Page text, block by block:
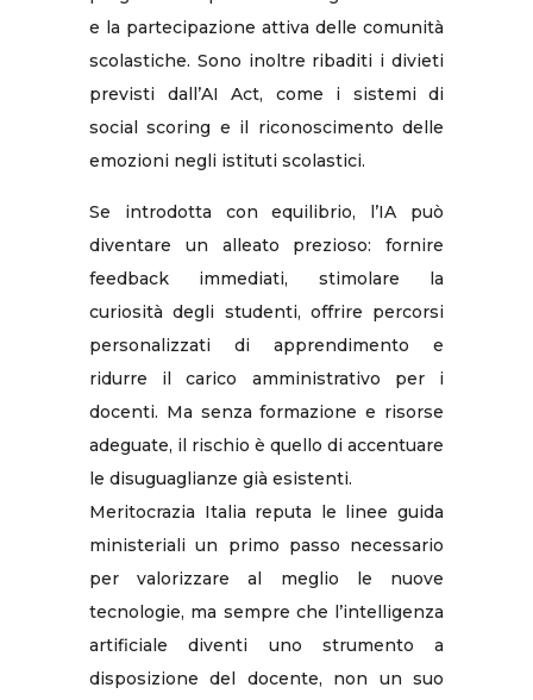
e la partecipazione attiva delle comunità
scolastiche. Sono inoltre ribaditi i divieti
previsti dall’AI Act, come i sistemi di
social scoring e il riconoscimento delle
emozioni negli istituti scolastici.
Se introdotta con equilibrio, l’IA può
diventare un alleato prezioso: fornire
feedback immediati, stimolare la
curiosità degli studenti, offrire percorsi
personalizzati di apprendimento e
ridurre il carico amministrativo per i
docenti. Ma senza formazione e risorse
adeguate, il rischio è quello di accentuare
le disuguaglianze già esistenti.
Meritocrazia Italia reputa le linee guida
ministeriali un primo passo necessario
per valorizzare al meglio le nuove
tecnologie, ma sempre che l’intelligenza
artificiale diventi uno strumento a
disposizione del docente, non un suo